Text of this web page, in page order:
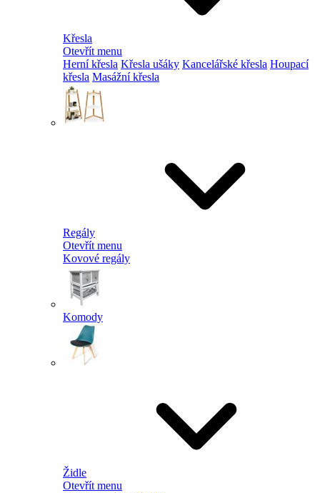
Křesla
Otevřít menu
Herní křesla Křesla ušáky Kancelářské křesla Houpací
křesla Masážní křesla
Regály
Otevřít menu
Kovové regály
Komody
Židle
Otevřít menu